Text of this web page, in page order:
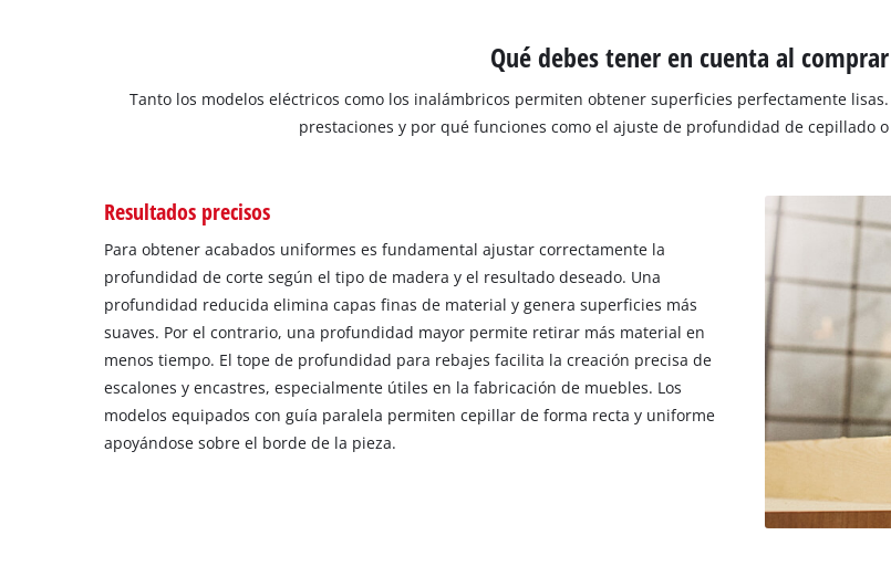
Qué debes tener en cuenta al
Tanto los modelos eléctricos como los inalámbricos permiten obtener superficies perfectamente
prestaciones y por qué funciones como el ajuste de profundidad de cepillado
Resultados precisos
Para obtener acabados uniformes es fundamental ajustar correctamente la
profundidad de corte según el tipo de madera y el resultado deseado. Una
profundidad reducida elimina capas finas de material y genera superficies más
suaves. Por el contrario, una profundidad mayor permite retirar más material en
menos tiempo. El tope de profundidad para rebajes facilita la creación precisa de
escalones y encastres, especialmente útiles en la fabricación de muebles. Los
modelos equipados con guía paralela permiten cepillar de forma recta y uniforme
apoyándose sobre el borde de la pieza.